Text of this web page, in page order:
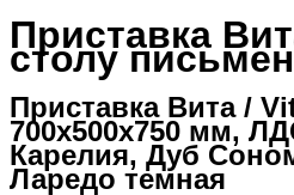
Приставка
столу
Приставка Вита /
700х500х750 мм,
Карелия, Дуб
Ларедо темная